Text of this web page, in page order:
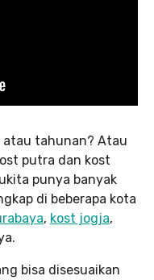
tahunan? Atau
putra dan kost
punya banyak
di beberapa kota
, kost jogja,
bisa disesuaikan